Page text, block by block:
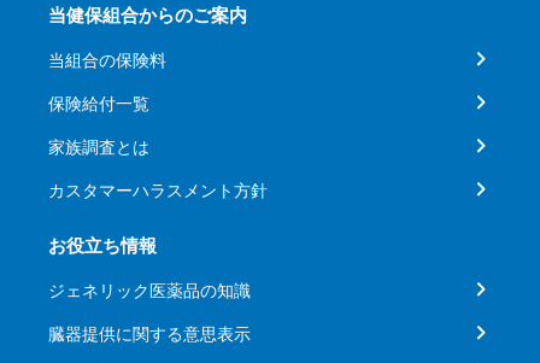
当健保組合からのご案内
当組合の保険料
保険給付一覧
家族調査とは
カスタマーハラスメント方針
お役立ち情報
ジェネリック医薬品の知識
臓器提供に関する意思表示